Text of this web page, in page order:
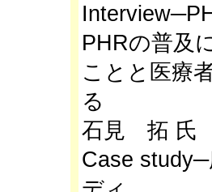
PHRの普及
ことと医療
る
石見 拓 氏
Case